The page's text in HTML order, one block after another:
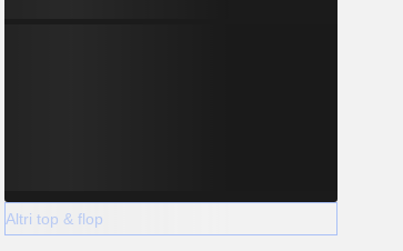
Altri top & flop